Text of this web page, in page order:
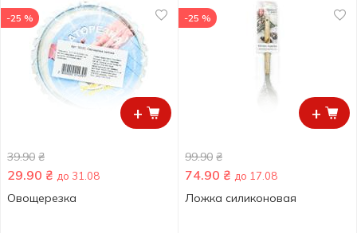
+
-25 %
39.90 ₴
29.90 ₴ до 31.08
Овощерезка
+
-25 %
99.90 ₴
74.90 ₴ до 17.08
Ложка силиконовая